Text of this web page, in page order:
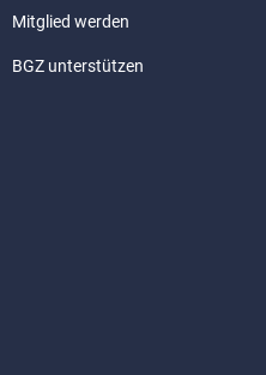
Mitglied werden
BGZ unterstützen